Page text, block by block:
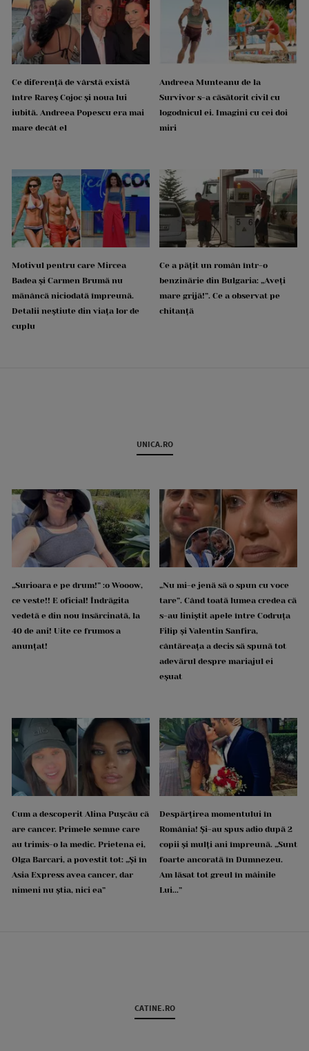
Ce diferență de vârstă există
între Rareș Cojoc și noua lui
iubită. Andreea Popescu era mai
mare decât el
Andreea Munteanu de la
Survivor s-a căsătorit civil cu
logodnicul ei. Imagini cu cei doi
miri
Motivul pentru care Mircea
Badea și Carmen Brumă nu
mănâncă niciodată împreună.
Detalii neștiute din viața lor de
cuplu
Ce a pățit un român într-o
benzinărie din Bulgaria: „Aveți
mare grijă!”. Ce a observat pe
chitanță
UNICA.RO
„Surioara e pe drum!” :o Wooow,
ce veste!! E oficial! Îndrăgita
vedetă e din nou însărcinată, la
40 de ani! Uite ce frumos a
anunțat!
„Nu mi-e jenă să o spun cu voce
tare”. Când toată lumea credea că
s-au liniștit apele între Codruța
Filip și Valentin Sanfira,
cântăreața a decis să spună tot
adevărul despre mariajul ei
eșuat
Cum a descoperit Alina Pușcău că
are cancer. Primele semne care
au trimis-o la medic. Prietena ei,
Olga Barcari, a povestit tot: „Și în
Asia Express avea cancer, dar
nimeni nu știa, nici ea”
Despărțirea momentului în
România! Și-au spus adio după 2
copii și mulți ani împreună. „Sunt
foarte ancorată în Dumnezeu.
Am lăsat tot greul în mâinile
Lui...”
CATINE.RO